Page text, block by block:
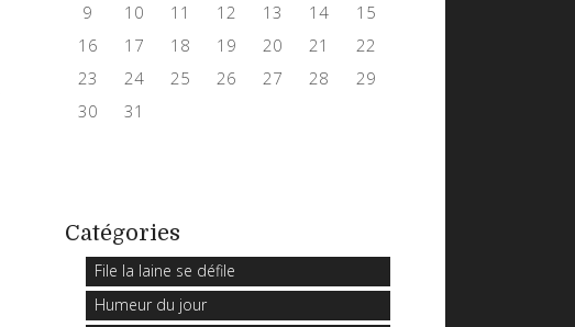
9
10 11 12 13 14
15
16
17 18 19 20 21
22
23
24 25 26 27 28
29
30
31
Catégories
File la laine se défile
Humeur du jour